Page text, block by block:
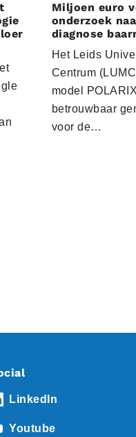
Miljoen euro
onderzoek
diagnose
Het Leids
Centrum
model
betrouwbaar
voor de…
LinkedIn
Youtube